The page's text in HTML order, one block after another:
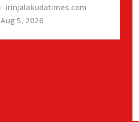
irinjalakudatimes.com
Aug 5, 2026